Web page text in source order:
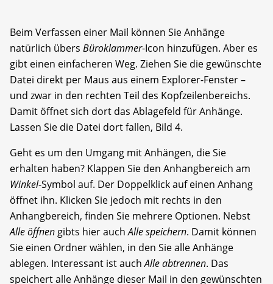
Beim Verfassen einer Mail können Sie Anhänge
natürlich übers Büroklammer-Icon hinzufügen. Aber es
gibt einen einfacheren Weg. Ziehen Sie die gewünschte
Datei direkt per Maus aus einem Explorer-Fenster –
und zwar in den rechten Teil des Kopfzeilenbereichs.
Damit öffnet sich dort das Ablagefeld für Anhänge.
Lassen Sie die Datei dort fallen, Bild 4.
Geht es um den Umgang mit Anhängen, die Sie
erhalten haben? Klappen Sie den Anhangbereich am
Winkel-Symbol auf. Der Doppelklick auf einen Anhang
öffnet ihn. Klicken Sie jedoch mit rechts in den
Anhangbereich, finden Sie mehrere Optionen. Nebst
Alle öffnen gibts hier auchAlle speichern. Damit können
Sie einen Ordner wählen, in den Sie alle Anhänge
ablegen. Interessant ist auchAlle abtrennen. Das
speichert alle Anhänge dieser Mail in den gewünschten